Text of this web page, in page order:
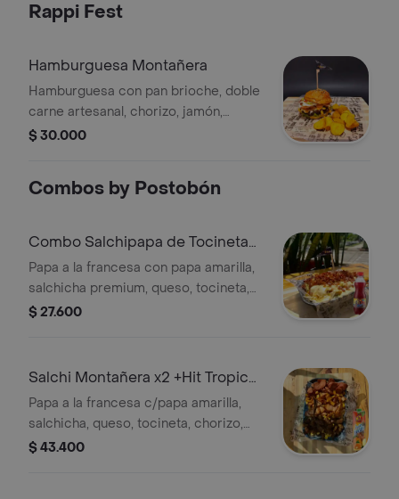
Rappi Fest
Hamburguesa Montañera
Hamburguesa con pan brioche, doble
carne artesanal, chorizo, jamón,
maicitos gratinados, cebolla, tomate y
$ 30.000
Combos by Postobón
Combo Salchipapa de Tocineta
Personal +Hit Mora 500ml
Papa a la francesa con papa amarilla,
salchicha premium, queso, tocineta,
hilos de papa y salsa a elegir. + Jugos
$ 27.600
Salchi Montañera x2 +Hit Tropical
Familiar 1L Tetrapack
Papa a la francesa c/papa amarilla,
salchicha, queso, tocineta, chorizo,
carne, maduro, hilos de papa + Hit 1L
$ 43.400